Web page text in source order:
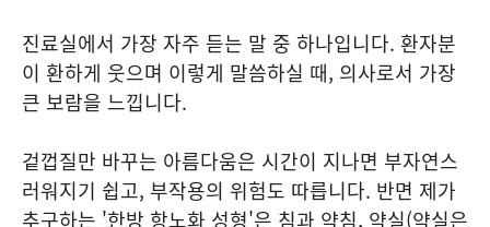
진료실에서 가장 자주 듣는 말 중 하나입니다. 환자분
이 환하게 웃으며 이렇게 말씀하실 때, 의사로서 가장
큰 보람을 느낍니다.
겉껍질만 바꾸는 아름다움은 시간이 지나면 부자연스
러워지기 쉽고, 부작용의 위험도 따릅니다. 반면 제가
추구하는 '한방 항노화 성형'은 침과 약침, 약실(약실은